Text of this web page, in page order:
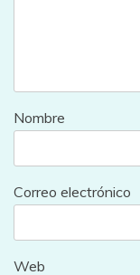
Nombre
Correo electrónico
Web